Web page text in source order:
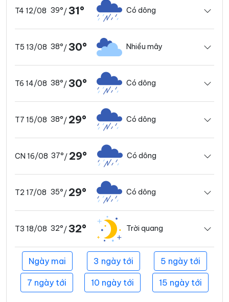
T4 12/08 39°/31° Có dông
T5 13/08 38°/30° Nhiều mây
T6 14/08 38°/30° Có dông
T7 15/08 38°/ 29° Có dông
CN 16/08 37°/ 29° Có dông
T2 17/08 35°/ 29° Có dông
T3 18/08 32°/32° Trời quang
Ngày mai 3 ngày tới 5 ngày tới
7 ngày tới 10 ngày tới 15 ngày tới